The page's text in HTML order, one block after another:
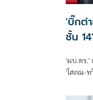
'บิ๊กต่
ชั้น
'ผบ.ตร.'
'โสภณ-